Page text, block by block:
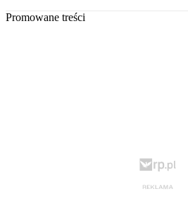
Promowane treści